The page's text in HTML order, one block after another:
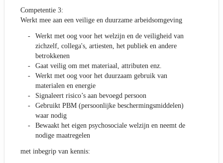
Competentie 3:
Werkt mee aan een veilige en duurzame arbeidsomgeving
Werkt met oog voor het welzijn en de veiligheid van
zichzelf, collega's, artiesten, het publiek en andere
betrokkenen
Gaat veilig om met materiaal, attributen enz.
Werkt met oog voor het duurzaam gebruik van
materialen en energie
Signaleert risico’s aan bevoegd persoon
Gebruikt PBM (persoonlijke beschermingsmiddelen)
waar nodig
Bewaakt het eigen psychosociale welzijn en neemt de
nodige maatregelen
met inbegrip van kennis: